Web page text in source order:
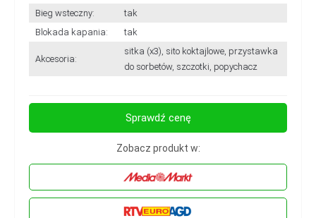
Bieg wsteczny:
tak
Blokada kapania:
tak
Akcesoria:
sitka (x3), sito koktajlowe, przystawka
do sorbetów, szczotki, popychacz
Sprawdź cenę
Zobacz produkt w: